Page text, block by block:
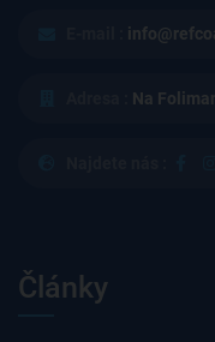
Na
Články